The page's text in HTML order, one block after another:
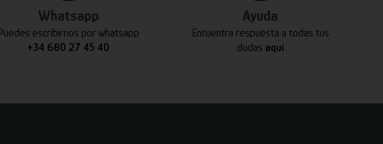
Whatsapp
Puedes escribirnos por whatsapp
+34 680 27 45 40
Ayuda
Encuentra respuesta a todas tus
dudas aquí